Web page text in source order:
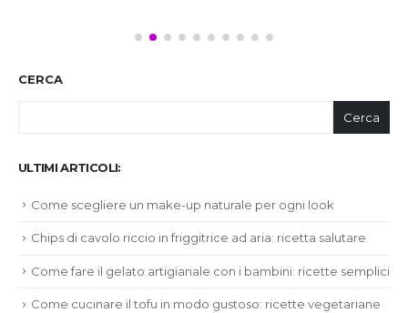
CERCA
Cerca
ULTIMI ARTICOLI:
Come scegliere un make-up naturale per ogni look
Chips di cavolo riccio in friggitrice ad aria: ricetta salutare
Come fare il gelato artigianale con i bambini: ricette semplici
Come cucinare il tofu in modo gustoso: ricette vegetariane